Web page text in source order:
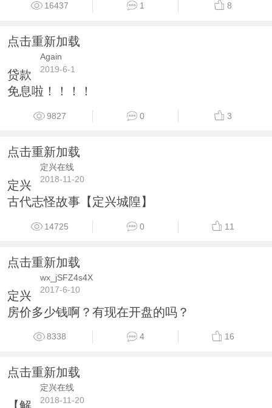
16437 1 8
点击重新加载
Again
2019-6-1
贷款
免息啦！！！！
9827 0 3
点击重新加载
定兴在线
2018-11-20
定兴
古代志怪故事【定兴城隍】
14725 0 11
点击重新加载
wx_jSFZ4s4X
2017-6-10
定兴
房价多少钱啊？有现在开盘的吗？
8338 4 16
点击重新加载
定兴在线
2018-11-20